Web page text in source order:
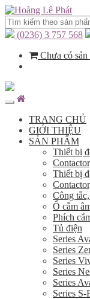
(0236) 3 757 568
Chưa có sản
TRANG CHỦ
GIỚI THIỆU
SẢN PHẨM
Thiết bị
Thiết bị
Công
Ổ cắm
Phích
Tủ điện
Series
Series
Series
Series
Series
Series S-